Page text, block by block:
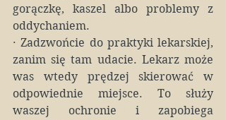
gorączkę, kaszel albo problemy z
oddychaniem.
· Zadzwońcie do praktyki lekarskiej,
zanim się tam udacie. Lekarz może
was wtedy prędzej skierować w
odpowiednie miejsce. To służy
waszej ochronie i zapobiega